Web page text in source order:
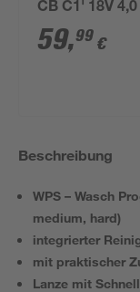
CB C1' 18V
Stück
59,99 €
Beschreibung
WPS – Wasch
medium, hard)
integrierter
mit praktischer
Lanze mit